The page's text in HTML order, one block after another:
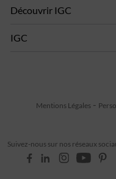
Découvrir IGC
IGC
Suivez-nous sur nos réseaux
Mentions Légales